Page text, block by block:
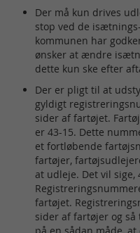
Der må kun drives
stop ved de
kommunen har
ønsker at ændre
dette kun ske efter
Der er pligt til at
gyldigt
sider af fartøjet.
er 43-15. Dette
et fortløbende
fartøjer,
at udleje. Det vil sige,
fartøjet.
sider af fartøjer og